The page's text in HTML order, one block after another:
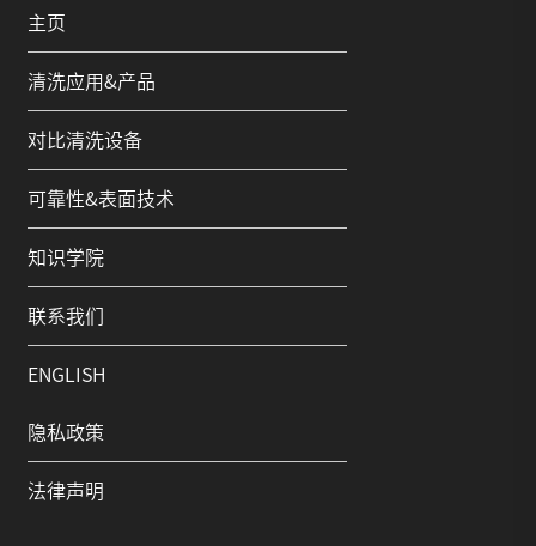
主页
清洗应用&产品
对比清洗设备
可靠性&表面技术
知识学院
联系我们
ENGLISH
隐私政策
法律声明